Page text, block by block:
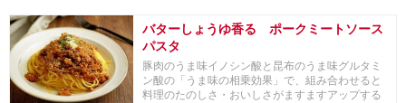
バターしょうゆ香る ポークミートソース
パスタ
豚肉のうま味イノシン酸と昆布のうま味グルタミ
ン酸の「うま味の相乗効果」で、組み合わせると
料理のたのしさ・おいしさがますますアップする